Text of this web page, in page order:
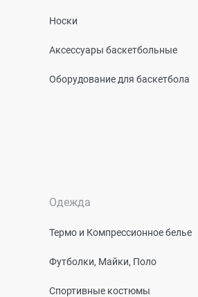
Носки
Аксессуары баскетбольные
Оборудование для баскетбола
Одежда
Термо и Компрессионное белье
Футболки, Майки, Поло
Спортивные костюмы